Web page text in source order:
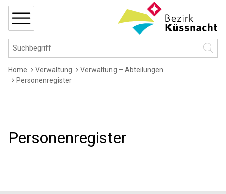
Navigieren in Küssnacht
Schnellnavigation
Hauptnavigation
Suchbegriff
Breadcrumb
Home Verwaltung
Verwaltung – Abteilungen
Personenregister
Personenregister